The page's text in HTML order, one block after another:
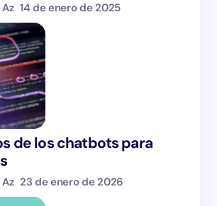
14 de enero de 2025
de los chatbots para
23 de enero de 2026